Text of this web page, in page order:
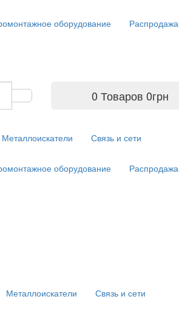
оборудование Распродажа
0 Товаров 0грн
Металлоискатели Связь и сети
оборудование Распродажа
Металлоискатели Связь и сети